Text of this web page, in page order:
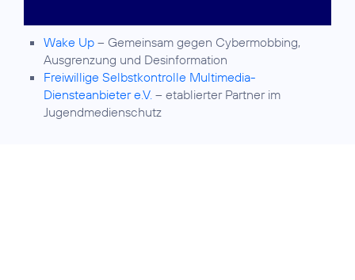
Wake Up – Gemeinsam gegen Cybermobbing,
Ausgrenzung und Desinformation
Freiwillige Selbstkontrolle Multimedia-
Diensteanbieter e.V. – etablierter Partner im
Jugendmedienschutz